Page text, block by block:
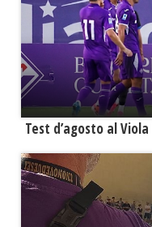
Test d’agosto al